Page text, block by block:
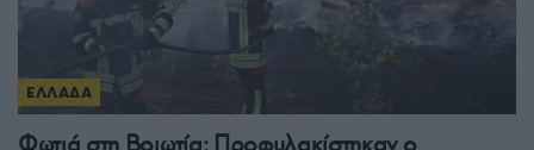
ΕΛΛΑΔΑ